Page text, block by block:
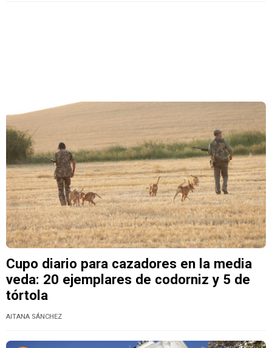
Cupo diario para cazadores en la media
veda: 20 ejemplares de codorniz y 5 de
tórtola
AITANA SÁNCHEZ